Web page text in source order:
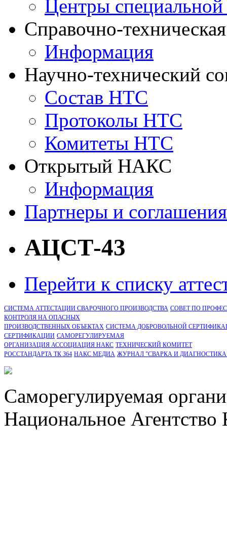
Центры
Справочно-
Информация
Научно-технический
Состав НТС
Протоколы НТС
Комитеты НТС
Открытый НАКС
Информация
Партнеры и соглашения
АЦСТ-43
Перейти к списку
СИСТЕМА АТТЕСТАЦИИ СВАРОЧНОГО ПРОИЗВОДСТВА СОВЕТ ПО
КОНТРОЛЯ НА ОПАСНЫХ
ПРОИЗВОДСТВЕННЫХ ОБЪЕКТАХ СИСТЕМА ДОБРОВОЛЬНОЙ
CЕРТИФИКАЦИИ САМОРЕГУЛИРУЕМАЯ
ОРГАНИЗАЦИЯ АССОЦИАЦИЯ НАКС ТЕХНИЧЕСКИЙ КОМИТЕТ
РОССТАНДАРТА ТК 364 НАКС МЕДИА ЖУРНАЛ "СВАРКА И
Саморегулируемая
Национальное Агентство